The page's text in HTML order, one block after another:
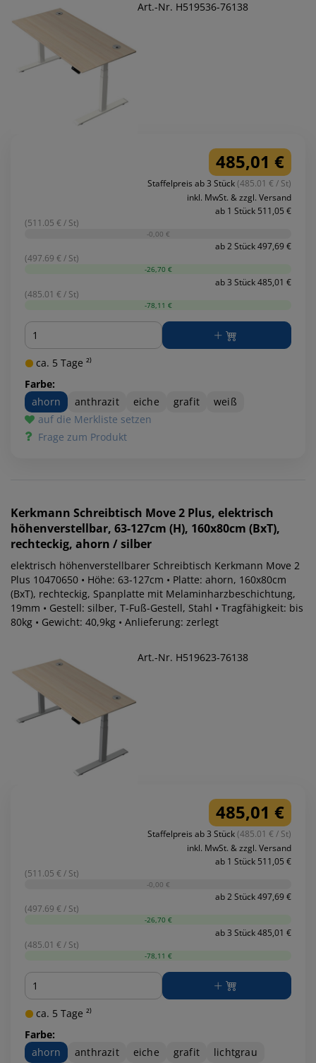
Art.-Nr. H519536-76138
485,01 €
Staffelpreis ab 3 Stück(485.01 € / St)
inkl. MwSt. & zzgl. Versand
ab 1 Stück 511,05 €
(511.05 € / St)
-0,00 €
ab 2 Stück 497,69 €
(497.69 € / St)
-26,70 €
ab 3 Stück 485,01 €
(485.01 € / St)
-78,11 €
Menge
ca. 5 Tage ²⁾
Farbe:
ahorn
anthrazit eiche grafit
weiß
auf die Merkliste setzen
Frage zum Produkt
Kerkmann Schreibtisch Move 2 Plus, elektrisch
höhenverstellbar, 63-127cm (H), 160x80cm (BxT),
rechteckig, ahorn / silber
elektrisch höhenverstellbarer Schreibtisch Kerkmann Move 2
Plus 10470650 • Höhe: 63-127cm • Platte: ahorn, 160x80cm
(BxT), rechteckig, Spanplatte mit Melaminharzbeschichtung,
19mm • Gestell: silber, T-Fuß-Gestell, Stahl • Tragfähigkeit: bis
80kg • Gewicht: 40,9kg • Anlieferung: zerlegt
Art.-Nr. H519623-76138
485,01 €
Staffelpreis ab 3 Stück(485.01 € / St)
inkl. MwSt. & zzgl. Versand
ab 1 Stück 511,05 €
(511.05 € / St)
-0,00 €
ab 2 Stück 497,69 €
(497.69 € / St)
-26,70 €
ab 3 Stück 485,01 €
(485.01 € / St)
-78,11 €
Menge
ca. 5 Tage ²⁾
Farbe:
ahorn
anthrazit eiche grafit
lichtgrau